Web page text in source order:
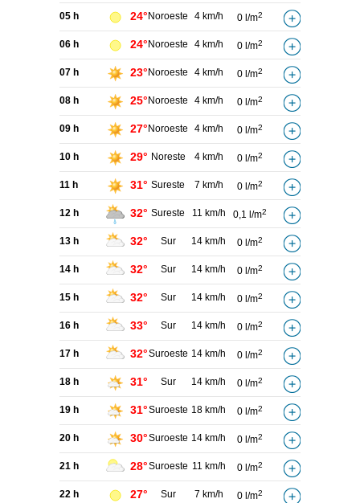
05 h 24° Noroeste 4 km/h 0 l/m2
06 h 24° Noroeste 4 km/h 0 l/m2
07 h 23° Noroeste 4 km/h 0 l/m2
08 h 25° Noroeste 4 km/h 0 l/m2
09 h 27° Noroeste 4 km/h 0 l/m2
10 h 29° Noreste 4 km/h 0 l/m2
11 h 31° Sureste 7 km/h 0 l/m2
12 h 32° Sureste 11 km/h 0,1 l/m2
13 h 32° Sur 14 km/h 0 l/m2
14 h 32° Sur 14 km/h 0 l/m2
15 h 32° Sur 14 km/h 0 l/m2
16 h 33° Sur 14 km/h 0 l/m2
17 h 32°Suroeste 14 km/h 0 l/m2
18 h 31° Sur 14 km/h 0 l/m2
19 h 31°Suroeste 18 km/h 0 l/m2
20 h 30°Suroeste 14 km/h 0 l/m2
21 h 28°Suroeste 11 km/h 0 l/m2
22 h 27° Sur 7 km/h 0 l/m2